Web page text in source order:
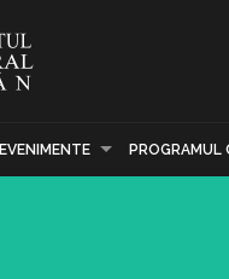
EVENIMENTE PROGRAMUL